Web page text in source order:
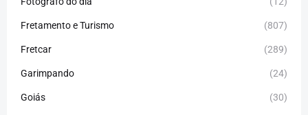
Fretamento e Turismo (807)
Fretcar (289)
Garimpando (24)
Goiás (30)